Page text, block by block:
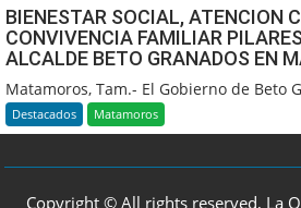
BIENESTAR SOCIAL, ATENCION
CONVIVENCIA FAMILIAR
ALCALDE BETO GRANADOS EN
Matamoros, Tam.- El Gobierno de Beto
Destacados Matamoros
Copyright © All rights reserved, La